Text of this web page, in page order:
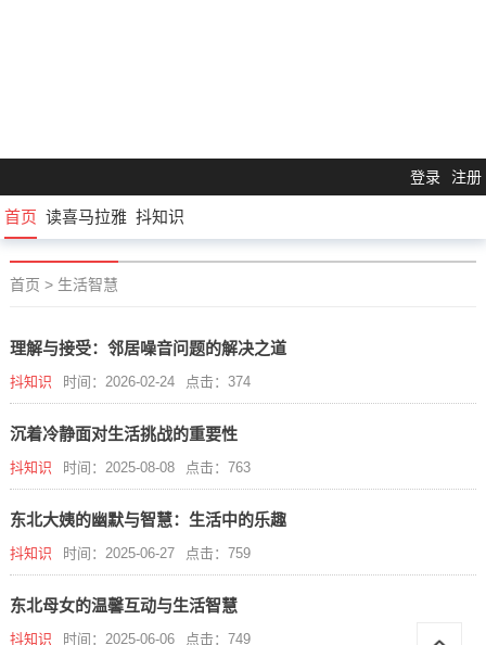
登录 注册
首页 读喜马拉雅 抖知识
首页 > 生活智慧
理解与接受：邻居噪音问题的解决之道
抖知识 时间：2026-02-24 点击：374
沉着冷静面对生活挑战的重要性
抖知识 时间：2025-08-08 点击：763
东北大姨的幽默与智慧：生活中的乐趣
抖知识 时间：2025-06-27 点击：759
东北母女的温馨互动与生活智慧
抖知识 时间：2025-06-06 点击：749